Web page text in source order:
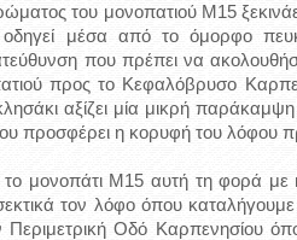
του μονοπατιού Μ15
μέσα από το όμορφο
που πρέπει να
προς το Κεφαλόβρυσο
αξίζει μία μικρή
προσφέρει η κορυφή του λόφου
το μονοπάτι Μ15 αυτή τη φορά
τον λόφο όπου
Περιμετρική Οδό Καρπενησίου